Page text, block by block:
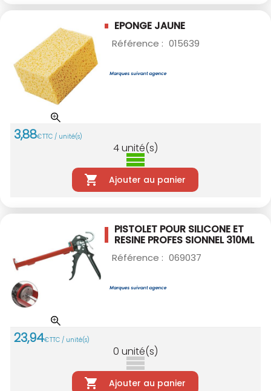
EPONGE JAUNE
Référence : 015639
3,88€TTC / unité(s)
4unité(s)
Ajouter au panier
PISTOLET POUR SILICONE ET
RESINE PROFES SIONNEL 310ML
Référence : 069037
23,94€TTC / unité(s)
0 unité(s)
Ajouter au panier